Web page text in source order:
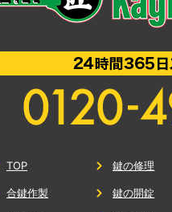
TOP
合鍵作製
鍵の修理
鍵の開錠